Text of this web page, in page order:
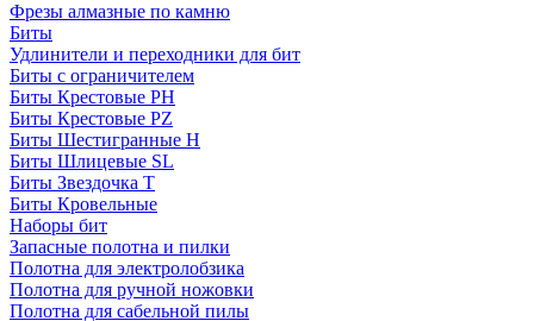
Фрезы алмазные по камню
Биты
Удлинители и переходники для бит
Биты с ограничителем
Биты Крестовые PH
Биты Крестовые PZ
Биты Шестигранные H
Биты Шлицевые SL
Биты Звездочка T
Биты Кровельные
Наборы бит
Запасные полотна и пилки
Полотна для электролобзика
Полотна для ручной ножовки
Полотна для сабельной пилы